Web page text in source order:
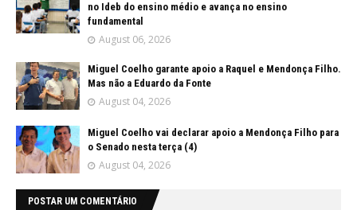
no Ideb do ensino médio e avança no ensino
fundamental
August 06, 2026
Miguel Coelho garante apoio a Raquel e Mendonça Filho.
Mas não a Eduardo da Fonte
August 04, 2026
Miguel Coelho vai declarar apoio a Mendonça Filho para
o Senado nesta terça (4)
August 04, 2026
POSTAR UM COMENTÁRIO